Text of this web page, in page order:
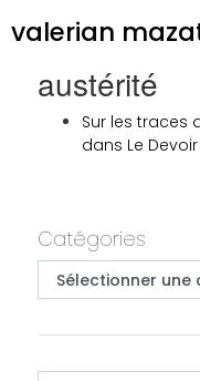
valerian
austérité
Sur les traces
dans Le Devoir
Primary
Catégories
Catégories